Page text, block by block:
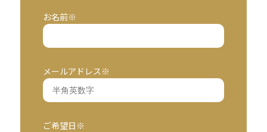
お名前※
メールアドレス※
ご希望日※